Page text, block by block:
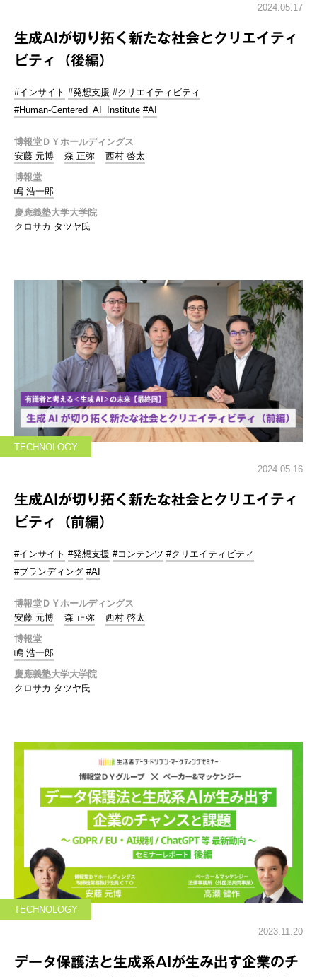
2024.05.17
生成AIが切り拓く新たな社会とクリエイティ
ビティ（後編）
#インサイト #発想支援 #クリエイティビティ
#Human-Centered_AI_Institute #AI
博報堂ＤＹホールディングス
安藤 元博
森 正弥
西村 啓太
博報堂
嶋 浩一郎
慶應義塾大学大学院
クロサカ タツヤ氏
TECHNOLOGY
2024.05.16
生成AIが切り拓く新たな社会とクリエイティ
ビティ（前編）
#インサイト #発想支援 #コンテンツ #クリエイティビティ
#ブランディング #AI
博報堂ＤＹホールディングス
安藤 元博
森 正弥
西村 啓太
博報堂
嶋 浩一郎
慶應義塾大学大学院
クロサカ タツヤ氏
TECHNOLOGY
2023.11.20
データ保護法と生成系AIが生み出す企業のチ